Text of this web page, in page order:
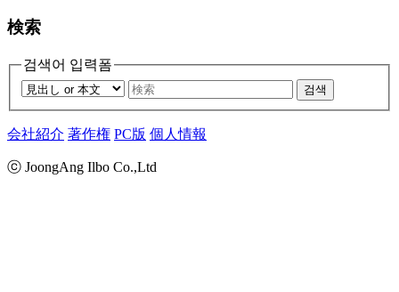
検索
검색어 입력폼
검색
会社紹介 著作権 PC版 個人情報
ⓒ JoongAng Ilbo Co.,Ltd